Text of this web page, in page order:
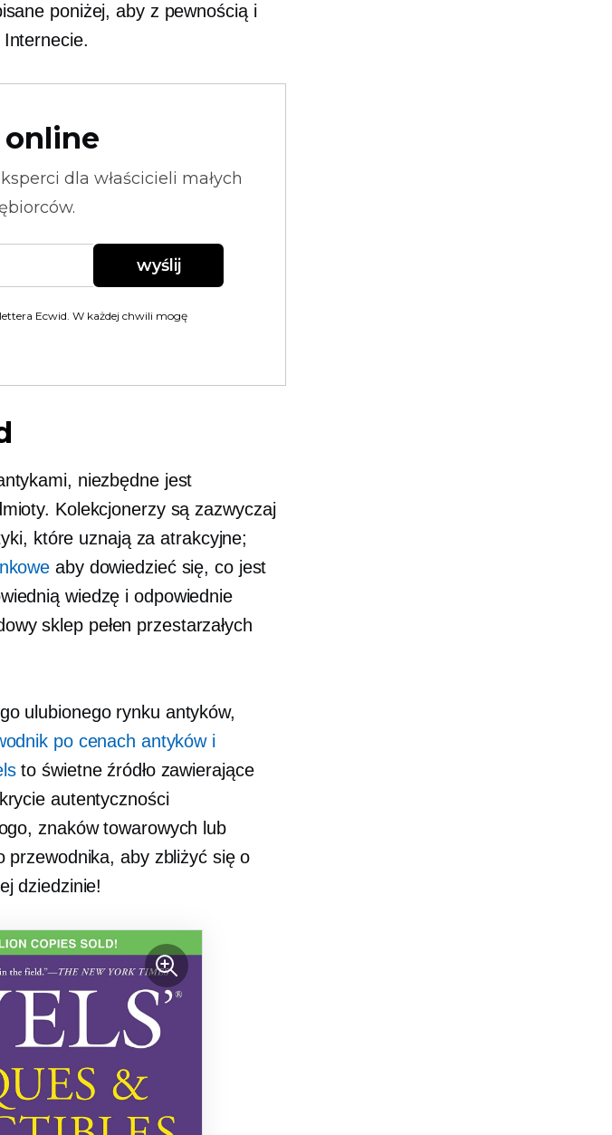
poniżej, aby z pewnością i
online
dla właścicieli małych
wyślij
Ecwid. W każdej chwili mogę
niezbędne jest
Kolekcjonerzy są zazwyczaj
które uznają za atrakcyjne;
aby dowiedzieć się, co jest
wiedzę i odpowiednie
sklep pełen przestarzałych
ulubionego rynku antyków,
po cenach antyków i
to świetne źródło zawierające
autentyczności
znaków towarowych lub
przewodnika, aby zbliżyć się o
dziedzinie!